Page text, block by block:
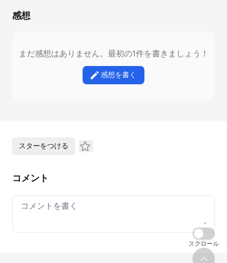
感想
まだ感想はありません。最初の1件を書きましょう！
感想を書く
スターをつける
コメント
Your comment
スクロール